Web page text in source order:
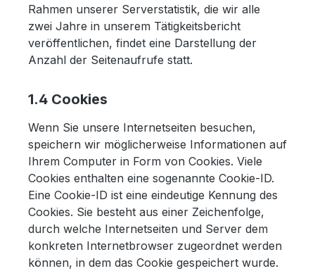
Rahmen unserer Serverstatistik, die wir alle
zwei Jahre in unserem Tätigkeitsbericht
veröffentlichen, findet eine Darstellung der
Anzahl der Seitenaufrufe statt.
1.4 Cookies
Wenn Sie unsere Internetseiten besuchen,
speichern wir möglicherweise Informationen auf
Ihrem Computer in Form von Cookies. Viele
Cookies enthalten eine sogenannte Cookie-ID.
Eine Cookie-ID ist eine eindeutige Kennung des
Cookies. Sie besteht aus einer Zeichenfolge,
durch welche Internetseiten und Server dem
konkreten Internetbrowser zugeordnet werden
können, in dem das Cookie gespeichert wurde.